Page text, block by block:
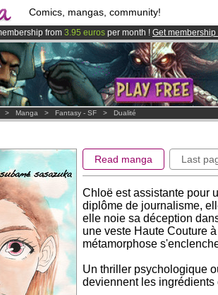
Comics, mangas, community!
from 3.95 euros per month ! Get membership
is now LIVE!.
membersand 1000 comics & mangas!.
> Manga > Fantasy - SF > Dualité
Read manga Last
Chloë est assistante pour
diplôme de journalisme,
elle noie sa déception
une veste Haute Couture
métamorphose
Un thriller psychologique
deviennent les